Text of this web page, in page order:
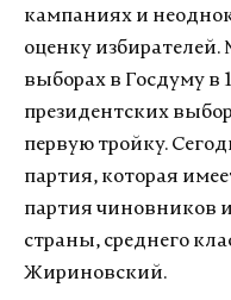
кампаниях и
оценку
выборах в Госдуму в
президентских
первую тройку.
партия, которая
партия чиновников
страны, среднего
Жириновский.